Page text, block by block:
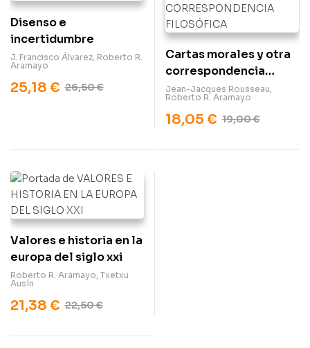
Disenso e
incertidumbre
J. Francisco Álvarez, Roberto R.
Aramayo
26,50€
25,18 €
Cartas morales y otra
correspondencia
filosófica
Jean-Jacques Rousseau,
Roberto R. Aramayo
19,00€
18,05 €
Valores e historia en la
europa del siglo xxi
Roberto R. Aramayo, Txetxu
Ausín
22,50€
21,38 €